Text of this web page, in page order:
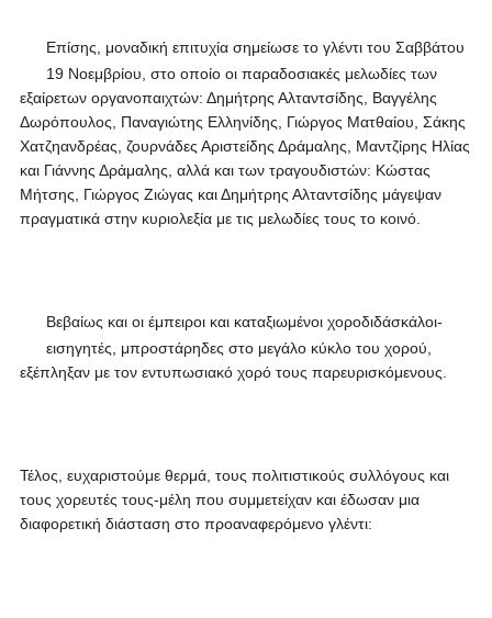
Επίσης, μοναδική επιτυχία σημείωσε το γλέντι του Σαββάτου
19 Νοεμβρίου, στο οποίο οι παραδοσιακές μελωδίες των
εξαίρετων οργανοπαιχτών: Δημήτρης Αλταντσίδης, Βαγγέλης
Δωρόπουλος, Παναγιώτης Ελληνίδης, Γιώργος Ματθαίου, Σάκης
Χατζηανδρέας, ζουρνάδες Αριστείδης Δράμαλης, Μαντζίρης Ηλίας
και Γιάννης Δράμαλης, αλλά και των τραγουδιστών: Κώστας
Μήτσης, Γιώργος Ζιώγας και Δημήτρης Αλταντσίδης μάγεψαν
πραγματικά στην κυριολεξία με τις μελωδίες τους το κοινό.
Βεβαίως και οι έμπειροι και καταξιωμένοι χοροδιδάσκάλοι-
εισηγητές, μπροστάρηδες στο μεγάλο κύκλο του χορού,
εξέπληξαν με τον εντυπωσιακό χορό τους παρευρισκόμενους.
Τέλος, ευχαριστούμε θερμά, τους πολιτιστικούς συλλόγους και
τους χορευτές τους-μέλη που συμμετείχαν και έδωσαν μια
διαφορετική διάσταση στο προαναφερόμενο γλέντι: